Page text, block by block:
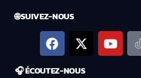
🌐 SUIVEZ-NOUS
🎧 ÉCOUTEZ-NOUS